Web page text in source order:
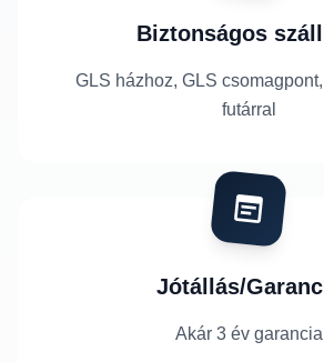
Biztonságos
GLS házhoz, GLS
futárral
Jótállás/
Akár 3 év garancia